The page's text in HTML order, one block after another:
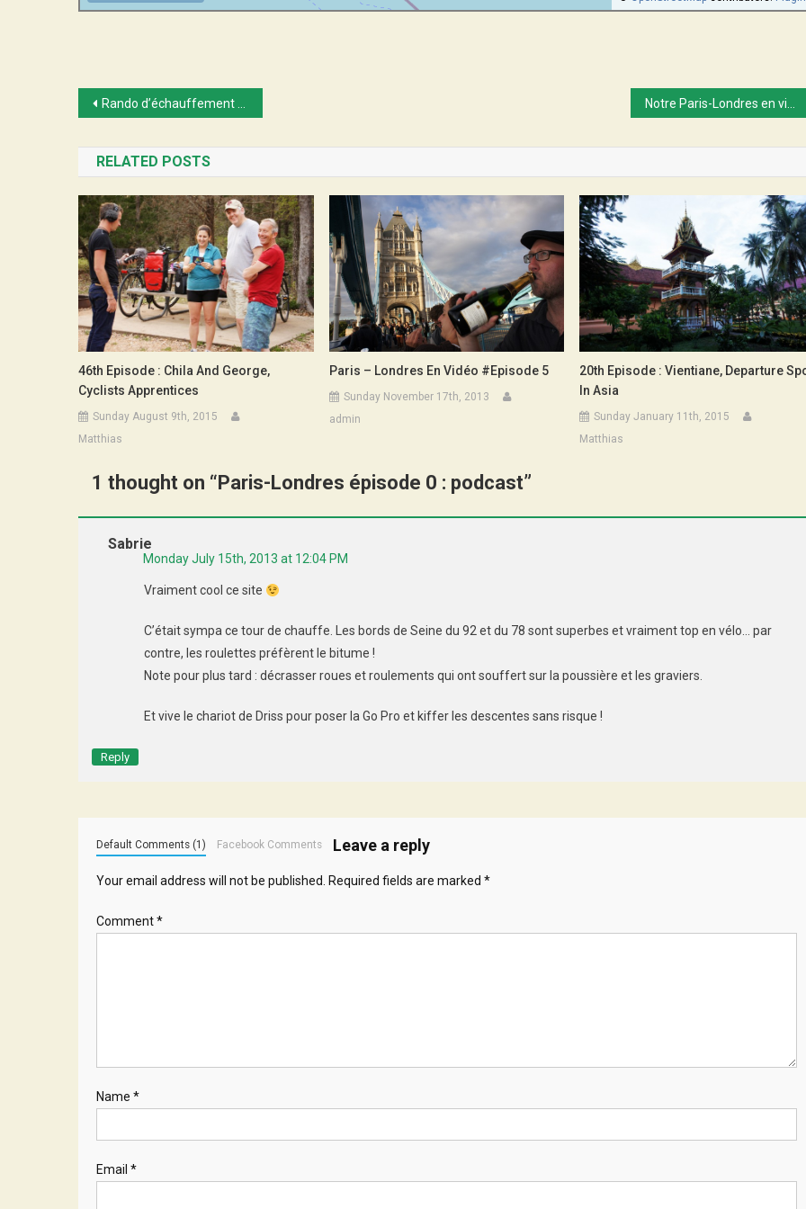
Post
navigation
Rando d’échauffement pour Paris-Londres Notre Paris-Londres en vidéos…
RELATED POSTS
46th Episode : Chila And George,
Cyclists Apprentices
Sunday August 9th, 2015
Matthias
Paris – Londres En Vidéo #Episode 5
Sunday November 17th, 2013
admin
20th Episode : Vientiane, Departure
In Asia
Sunday January 11th, 2015
Matthias
1 thought on “ Paris-Londres épisode 0 : podcast”
Sabrie
Monday July 15th, 2013 at 12:04 PM
Vraiment cool ce site
C’était sympa ce tour de chauffe. Les bords de Seine du 92 et du 78 sont superbes et vraiment top en vélo… par
contre, les roulettes préfèrent le bitume !
Note pour plus tard : décrasser roues et roulements qui ont souffert sur la poussière et les graviers.
Et vive le chariot de Driss pour poser la Go Pro et kiffer les descentes sans risque !
Reply
Leave a reply
Default Comments (1) Facebook Comments
Your email address will not be published. Required fields are marked *
Comment*
Name *
Email *